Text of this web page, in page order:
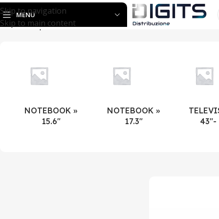
Skip to navigation
Skip to main content
MENU
Home Shop
NOTEBOOK »
15.6"
NOTEBOOK »
17.3"
43"-